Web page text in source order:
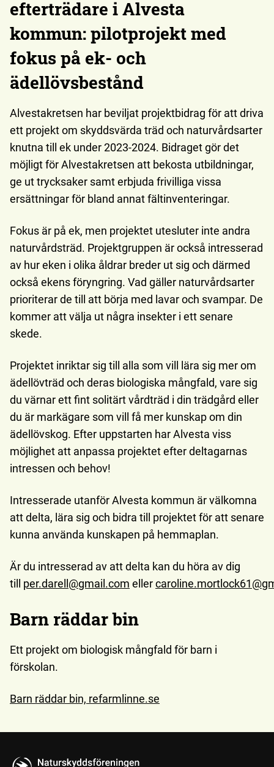
efterträdare i Alvesta
kommun: pilotprojekt med
fokus på ek- och
ädellövsbestånd
Alvestakretsen har beviljat projektbidrag för att driva
ett projekt om skyddsvärda träd och naturvårdsarter
knutna till ek under 2023-2024. Bidraget gör det
möjligt för Alvestakretsen att bekosta utbildningar,
ge ut trycksaker samt erbjuda frivilliga vissa
ersättningar för bland annat fältinventeringar.
Fokus är på ek, men projektet utesluter inte andra
naturvårdsträd. Projektgruppen är också intresserad
av hur eken i olika åldrar breder ut sig och därmed
också ekens föryngring. Vad gäller naturvårdsarter
prioriterar de till att börja med lavar och svampar. De
kommer att välja ut några insekter i ett senare
skede.
Projektet inriktar sig till alla som vill lära sig mer om
ädellövträd och deras biologiska mångfald, vare sig
du värnar ett fint solitärt vårdträd i din trädgård eller
du är markägare som vill få mer kunskap om din
ädellövskog. Efter uppstarten har Alvesta viss
möjlighet att anpassa projektet efter deltagarnas
intressen och behov!
Intresserade utanför Alvesta kommun är välkomna
att delta, lära sig och bidra till projektet för att senare
kunna använda kunskapen på hemmaplan.
Är du intresserad av att delta kan du höra av dig
till per.darell@gmail.com eller
Barn räddar bin
Ett projekt om biologisk mångfald för barn i
förskolan.
Barn räddar bin, refarmlinne.se